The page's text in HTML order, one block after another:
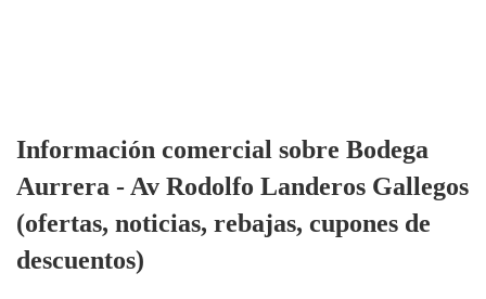
Información comercial sobre Bodega
Aurrera - Av Rodolfo Landeros Gallegos
(ofertas, noticias, rebajas, cupones de
descuentos)